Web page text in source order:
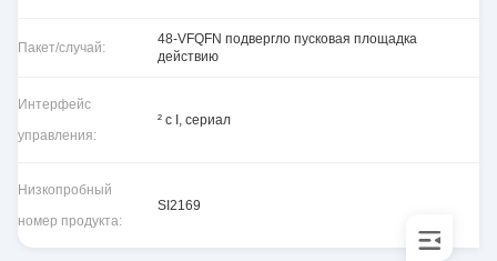
Пакет/случай:
48-VFQFN подвергло пусковая площадка
действию
Интерфейс
управления:
² c I, сериал
Низкопробный
номер продукта:
SI2169